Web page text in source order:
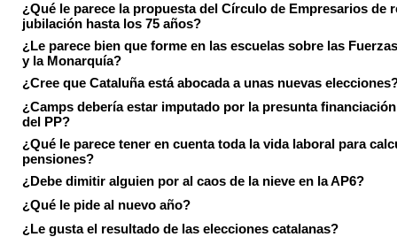
¿Qué le parece la propuesta del Círculo de Empresarios de
jubilación hasta los 75 años?
¿Le parece bien que forme en las escuelas sobre las
y la Monarquía?
¿Cree que Cataluña está abocada a unas nuevas
¿Camps debería estar imputado por la presunta
del PP?
¿Qué le parece tener en cuenta toda la vida laboral para
pensiones?
¿Debe dimitir alguien por al caos de la nieve en la AP6?
¿Qué le pide al nuevo año?
¿Le gusta el resultado de las elecciones catalanas?